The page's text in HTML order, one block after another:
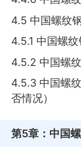
4.5 中国螺纹
4.5.1 中国螺
4.5.2 中国螺
4.5.3 中国螺
否情况）
第5章 ：中国